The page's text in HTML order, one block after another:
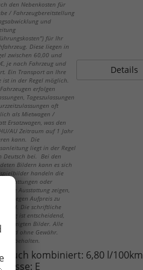
den Nebenkosten für
/ Fahrzeugbereitstellung
und
für Ihr
Diese liegen in
zwischen 60,00 und
je nach Fahrzeug und
Ein Transport an Ihre
ist in der Regel möglich.
erfolgen
Tageszulassungen
oft
als Mietwagen /
Ersatzwagen, was den
AU Zeitraum auf 1 Jahr
kann. Die
liegt in der Regel
Deutsch bei. Bei den
Bildern kann es sich
handeln die
oder
Ausstattung zeigen,
nur gegen Aufpreis zu
sind. Die schriftliche
ist entscheidend,
gezeigten Bilder. Alle
sind ohne Gewähr.
vorbehalten.
Details
kombiniert: 6,80 l/100km
E